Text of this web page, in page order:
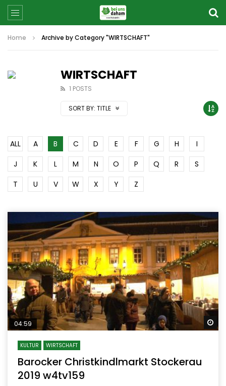
Home Archive by Category "WIRTSCHAFT"
WIRTSCHAFT
1 POSTS
SORT BY: TITLE
ALL A B C D E F G H
I
J
K L M N O P Q R
S
T
U V W X Y Z
04:59
KULTUR WIRTSCHAFT
Barocker Christkindlmarkt Stockerau
2019 w4tv159